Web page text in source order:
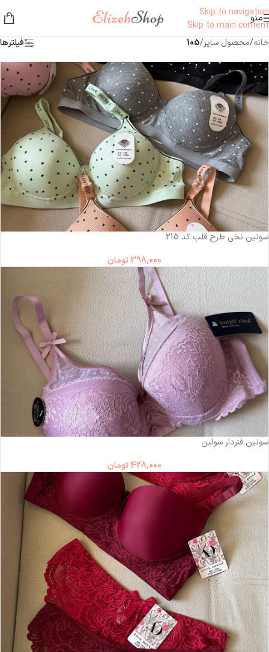
Skip to navigation
Skip to main content
منو
خانه/محصول سایز/
105 فیلترها
سوتین نخی طرح قلب کد 215
398,000 تومان
سوتین فنردار سولین
428,000 تومان
-17%